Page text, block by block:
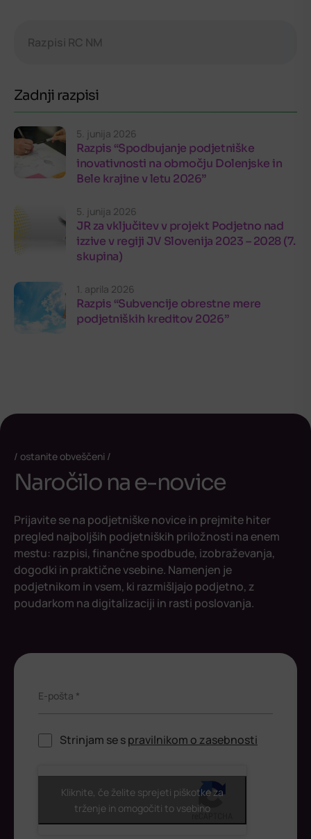
Razpisi RC NM
Zadnji razpisi
5. junija 2026
Razpis “Spodbujanje podjetniške
inovativnosti na območju Dolenjske in
Bele krajine v letu 2026”
5. junija 2026
JR za vključitev v projekt Podjetno nad
izzive v regiji JV Slovenija 2023 – 2028 (7.
skupina)
1. aprila 2026
Razpis “Subvencije obrestne mere
podjetniških kreditov 2026”
ostanite obveščeni
Naročilo na e-novice
Prijavite se na podjetniške novice in prejmite hiter
pregled najboljših podjetniških priložnosti na enem
mestu: razpisi, finančne spodbude, izobraževanja,
dogodki in praktične vsebine. Namenjen je
podjetnikom in vsem, ki razmišljajo podjetno, z
poudarkom na digitalizaciji in rasti poslovanja.
E-pošta *
Strinjam se spravilnikom o zasebnosti
ReCaptcha
Kliknite, če želite sprejeti piškotke za
trženje in omogočiti to vsebino